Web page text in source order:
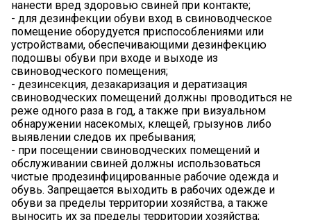
нанести вред здоровью свиней при контакте;
- для дезинфекции обуви вход в свиноводческое
помещение оборудуется приспособлениями или
устройствами, обеспечивающими дезинфекцию
подошвы обуви при входе и выходе из
свиноводческого помещения;
- дезинсекция, дезакаризация и дератизация
свиноводческих помещений должны проводиться не
реже одного раза в год, а также при визуальном
обнаружении насекомых, клещей, грызунов либо
выявлении следов их пребывания;
- при посещении свиноводческих помещений и
обслуживании свиней должны использоваться
чистые продезинфицированные рабочие одежда и
обувь. Запрещается выходить в рабочих одежде и
обуви за пределы территории хозяйства, а также
выносить их за пределы территории хозяйства;